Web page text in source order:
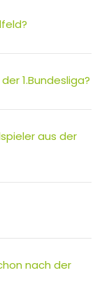
1.Bundesliga?
aus der
nach der